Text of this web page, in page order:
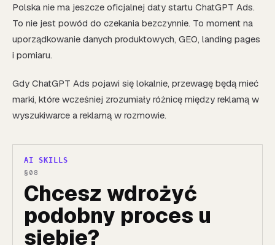
Polska nie ma jeszcze oficjalnej daty startu ChatGPT Ads.
To nie jest powód do czekania bezczynnie. To moment na
uporządkowanie danych produktowych, GEO, landing pages
i pomiaru.
Gdy ChatGPT Ads pojawi się lokalnie, przewagę będą mieć
marki, które wcześniej zrozumiały różnicę między reklamą w
wyszukiwarce a reklamą w rozmowie.
AI SKILLS
Chcesz wdrożyć
podobny proces u
siebie?